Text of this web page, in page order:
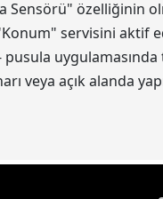
özelliğinin
servisini aktif
veya açık alanda